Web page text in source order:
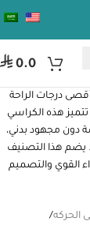
⃁ 0.0
درجات الراحة
هذه الكراسي
دون مجهود بدني،
يضم هذا التصنيف
القوي والتصميم
الحركه/